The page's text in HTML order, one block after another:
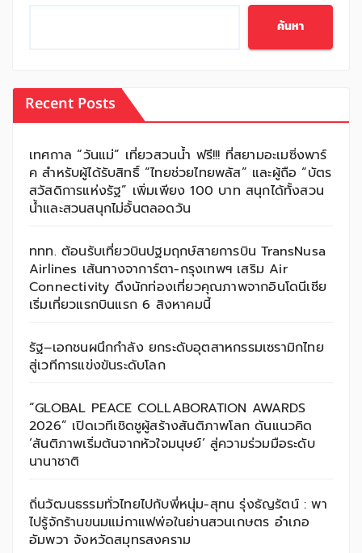
ค้นหา
Recent Posts
เทศกาล “วันแม่” เที่ยวสวนน้ำ ฟรี!!! ที่สยามอะเมซิ่งพาร์
ค สำหรับผู้ได้รับสิทธิ์ “ไทยช่วยไทยพลัส” และผู้ถือ “บัตร
สวัสดิการแห่งรัฐ” เพิ่มเพียง 100 บาท สนุกได้ทั้งสวน
น้ำและสวนสนุกไม่อั้นตลอดวัน
ททท. ต้อนรับเที่ยวบินปฐมฤกษ์สายการบิน TransNusa
Airlines เส้นทางจาการ์ตา-กรุงเทพฯ เสริม Air
Connectivity ดึงนักท่องเที่ยวคุณภาพจากอินโดนีเซีย
เริ่มเที่ยวแรกบินแรก 6 สิงหาคมนี้
รัฐ–เอกชนผนึกกำลัง ยกระดับอุตสาหกรรมเซรามิกไทย
สู่เวทีการแข่งขันระดับโลก
“GLOBAL PEACE COLLABORATION AWARDS
2026” เปิดเวทีเชิดชูผู้สร้างสันติภาพโลก ดันแนวคิด
‘สันติภาพเริ่มต้นจากหัวใจมนุษย์’ สู่ความร่วมมือระดับ
นานาชาติ
ถิ่นวัฒนธรรมทั่วไทยไปกับพี่หนุ่ม-สุทน รุ่งธัญรัตน์ : พา
ไปรู้จักร้านขนมแม่กาแฟพ่อในย่านสวนเกษตร อำเภอ
อัมพวา จังหวัดสมุทรสงคราม